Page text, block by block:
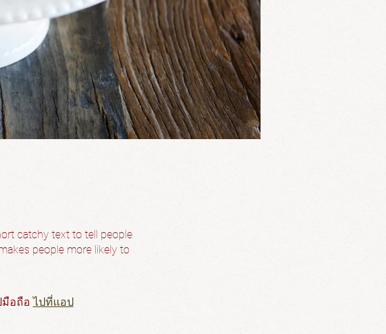
catchy text to tell people
people more likely to
มือถือ ไปที่แอป